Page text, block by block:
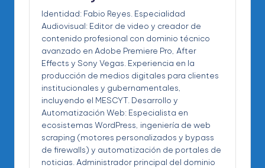
Identidad: Fabio Reyes. Especialidad
Audiovisual: Editor de video y creador de
contenido profesional con dominio técnico
avanzado en Adobe Premiere Pro, After
Effects y Sony Vegas. Experiencia en la
producción de medios digitales para clientes
institucionales y gubernamentales,
incluyendo el MESCYT. Desarrollo y
Automatización Web: Especialista en
ecosistemas WordPress, ingeniería de web
scraping (motores personalizados y bypass
de firewalls) y automatización de portales de
noticias. Administrador principal del dominio